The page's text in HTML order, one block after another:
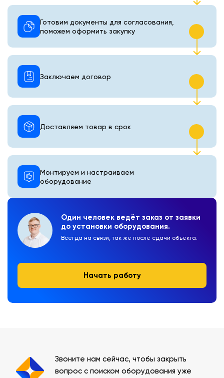
Один человек ведёт заказ от заявки
до установки оборудования.
Всегда на связи, так же после сдачи объекта.
Начать работу
Готовим документы для согласования,
поможем оформить закупку
Монтируем и настраиваем
оборудование
Доставляем товар в срок
Заключаем договор
Звоните нам сейчас, чтобы закрыть
вопрос с поиском оборудования уже